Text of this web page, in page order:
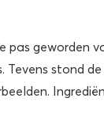
pas geworden
Tevens stond